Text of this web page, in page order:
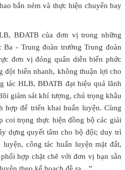
bắn ném và thực hiện chuyến bay
BĐATB của đơn vị trong những
- Trung đoàn trưởng Trung đoàn
đơn vị đóng quân diễn biến phức
đột biến nhanh, không thuận lợi cho
tác HLB, BĐATB đạt hiệu quả lãnh
giám sát khí tượng, chú trọng khâu
hợp để triển khai huấn luyện. Cùng
coi trọng thực hiện đồng bộ các giải
dựng quyết tâm cho bộ đội; duy trì
công tác huấn luyện mặt đất,
hợp chặt chẽ với đơn vị bạn sẵn
theo kế hoạch đề ra…”.